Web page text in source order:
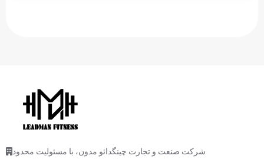
شرکت صنعت و تجارت چینگدائو مدون، با مسئولیت محدود